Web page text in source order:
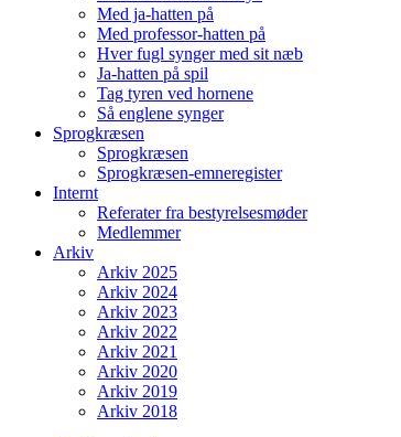
Med ja-hatten på
Med professor-hatten på
Hver fugl synger med sit næb
Ja-hatten på spil
Tag tyren ved hornene
Så englene synger
Sprogkræsen
Sprogkræsen
Sprogkræsen-emneregister
Internt
Referater fra bestyrelsesmøder
Medlemmer
Arkiv
Arkiv 2025
Arkiv 2024
Arkiv 2023
Arkiv 2022
Arkiv 2021
Arkiv 2020
Arkiv 2019
Arkiv 2018